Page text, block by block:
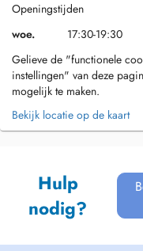
Openingstijden
woe.
17:30-19:30
Gelieve de "functionele
instellingen" van deze
mogelijk te maken.
Bekijk locatie op de kaart
Hulp
nodig?